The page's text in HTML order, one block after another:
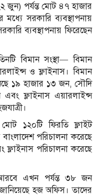
জুন) পর্যন্ত মোট ৪৭ হাজার
সরকারি ব্যবস্থাপনায়
ব্যবস্থাপনায় ফিরেছেন
বিমান সংস্থা— বিমান
ও ফ্লাইনাস। বিমান
১৯ হাজার ১৩ জন, সৌদি
ফ্লাইনাস এয়ারলাইন্স
১২০টি ফিরতি ফ্লাইট
পরিচালনা করেছে
পরিচালনা করেছে
এখন পর্যন্ত ৩৮ জন
হজ অফিস। তাদের